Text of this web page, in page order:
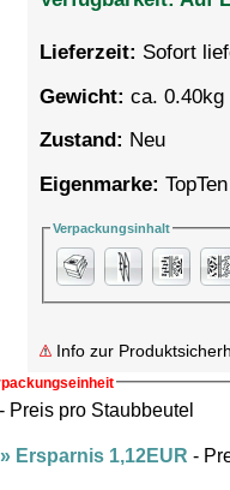
Lieferzeit: Sofort
Gewicht: ca. 0.40kg
Zustand: Neu
Eigenmarke: TopTen
Verpackungsinhalt
Info zur
- Preis pro Staubbeutel
» Ersparnis 1,12EUR -